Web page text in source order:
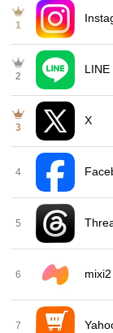
1
2
LINE
3
X
4
5
6 mixi2
7